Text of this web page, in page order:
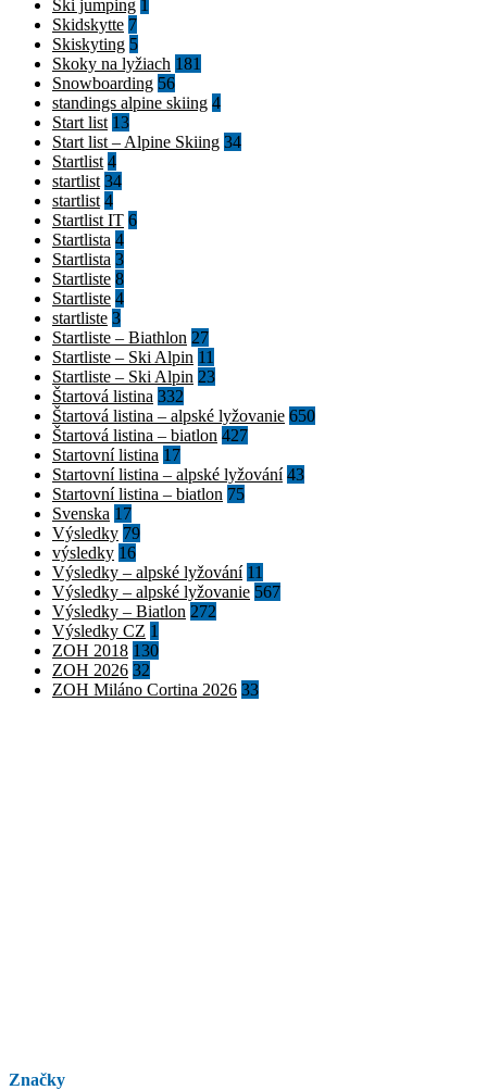
Ski jumping 1
Skidskytte 7
Skiskyting 5
Skoky na lyžiach 181
Snowboarding 56
standings alpine skiing 4
Start list 13
Start list – Alpine Skiing 34
Startlist 4
startlist 34
startlist 4
Startlist IT 6
Startlista 4
Startlista 3
Startliste 8
Startliste 4
startliste 3
Startliste – Biathlon 27
Startliste – Ski Alpin 11
Startliste – Ski Alpin 23
Štartová listina 332
Štartová listina – alpské lyžovanie 650
Štartová listina – biatlon 427
Startovní listina 17
Startovní listina – alpské lyžování 43
Startovní listina – biatlon 75
Svenska 17
Výsledky 79
výsledky 16
Výsledky – alpské lyžování 11
Výsledky – alpské lyžovanie 567
Výsledky – Biatlon 272
Výsledky CZ 1
ZOH 2018 130
ZOH 2026 32
ZOH Miláno Cortina 2026 33
Značky